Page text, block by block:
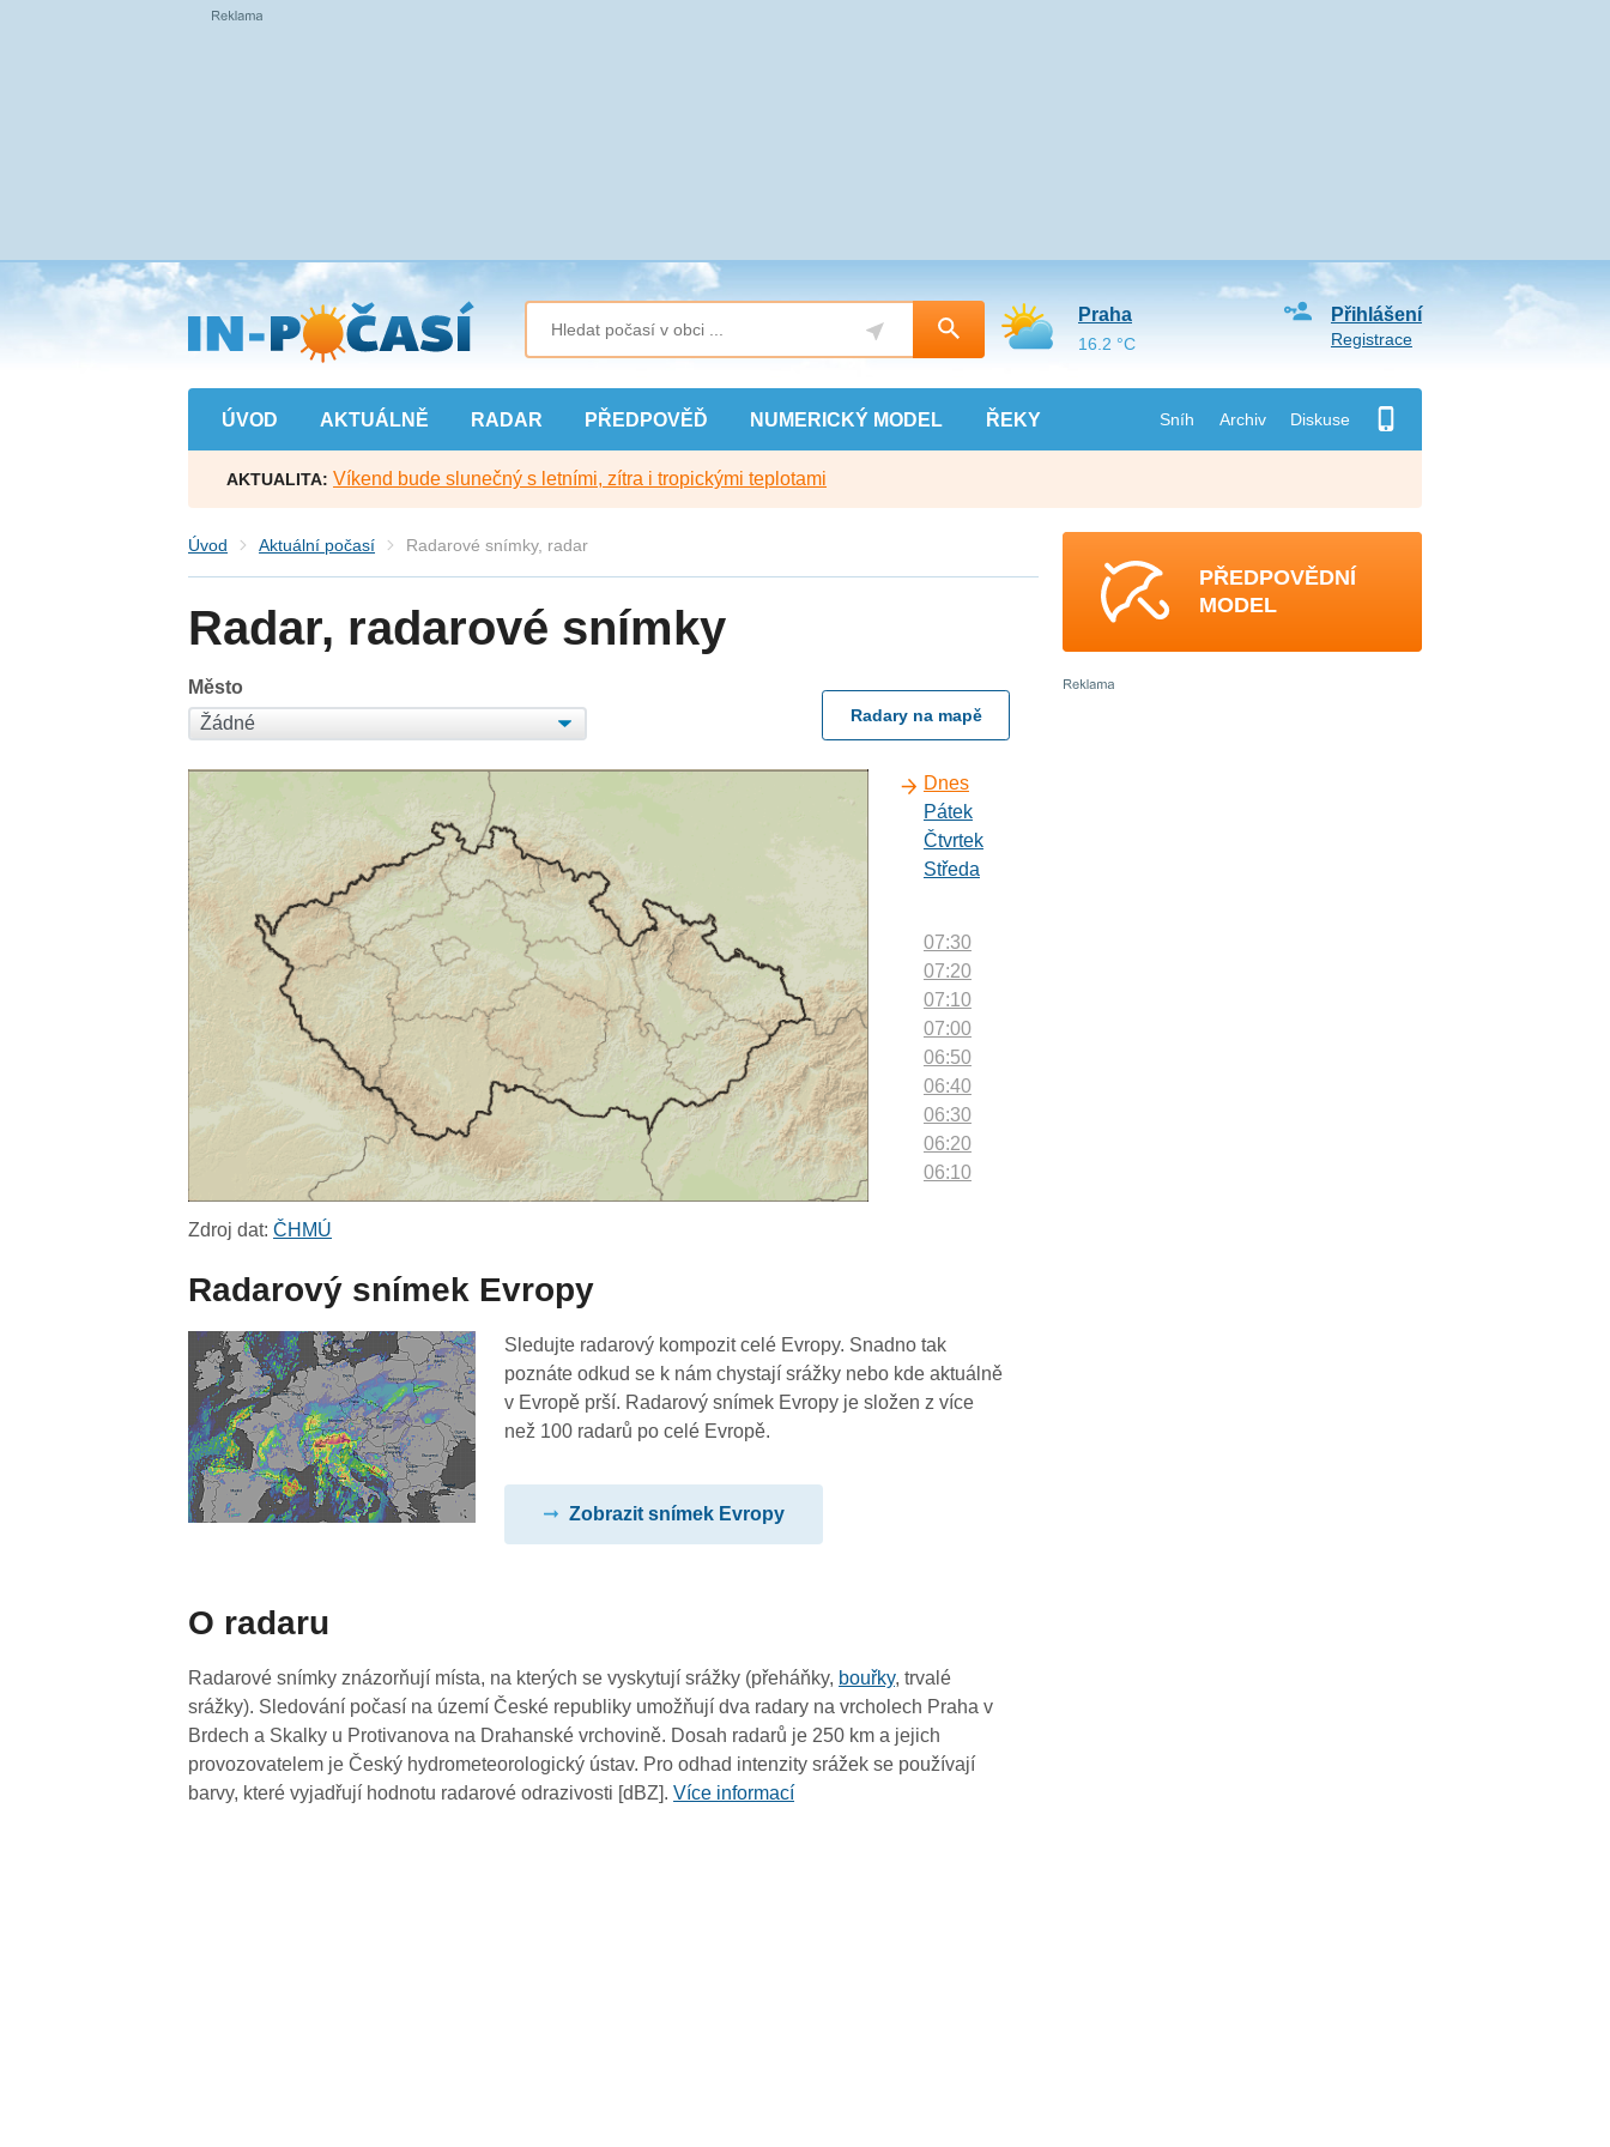
Přejít
na
hlavní
obsah
ÚVOD AKTUÁLNĚ RADAR PŘEDPOVĚĎ NUMERICKÝ MODEL ŘEKY Sníh Archiv Diskuse
Přihlášení
Registrace
Praha
16.2 °C
AKTUALITA: Víkend bude slunečný s letními, zítra i tropickými teplotami
Úvod Aktuální počasí Radarové snímky, radar
Radar, radarové snímky
Město
Radary na mapě
Dnes
Pátek
Čtvrtek
Středa
07:30
07:20
07:10
07:00
06:50
06:40
06:30
06:20
06:10
05:10
05:00
04:50
03:10
03:00
02:50
02:40
Zdroj dat:ČHMÚ
Radarový snímek Evropy
Sledujte radarový kompozit celé Evropy. Snadno tak
poznáte odkud se k nám chystají srážky nebo kde aktuálně
v Evropě prší. Radarový snímek Evropy je složen z více
než 100 radarů po celé Evropě.
Zobrazit snímek Evropy
O radaru
Radarové snímky znázorňují místa, na kterých se vyskytují srážky (přeháňky, bouřky, trvalé
srážky). Sledování počasí na území České republiky umožňují dva radary na vrcholech Praha v
Brdech a Skalky u Protivanova na Drahanské vrchovině. Dosah radarů je 250 km a jejich
provozovatelem je Český hydrometeorologický ústav. Pro odhad intenzity srážek se používají
barvy, které vyjadřují hodnotu radarové odrazivosti [dBZ].Více informací
PŘEDPOVĚDNÍ
MODEL